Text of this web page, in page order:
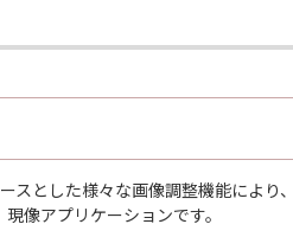
とした様々な画像調整機能により
像アプリケーションです。